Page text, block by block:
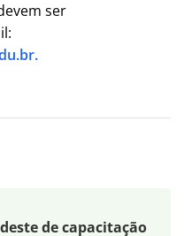
ser
de capacitação